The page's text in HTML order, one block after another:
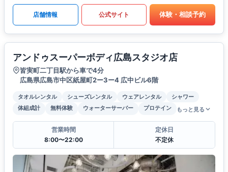
店舗情報 公式サイト 体験・相談予約
アンドゥスーパーボディ広島スタジオ店
皆実町二丁目駅から車で4分
広島県広島市中区紙屋町2ー3ー4 広中ビル6階
タオルレンタル シューズレンタル ウェアレンタル
シャワー
体組成計
無料体験 ウォーターサーバー プロテイン もっと見る
営業時間
8:00〜22:00
定休日
不定休